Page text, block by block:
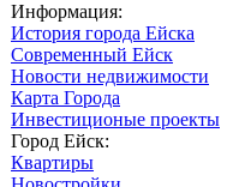
Информация:
История города Ейска
Современный Ейск
Новости недвижимости
Карта Города
Инвестиционые проекты
Город Ейск:
Квартиры